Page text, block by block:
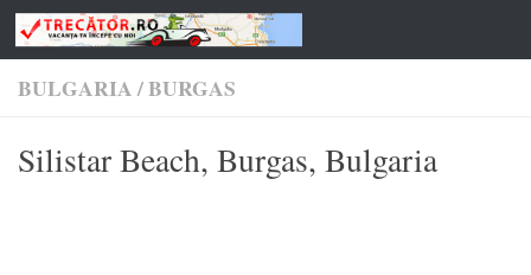
Skip to content
BULGARIA/BURGAS
Silistar Beach, Burgas, Bulgaria